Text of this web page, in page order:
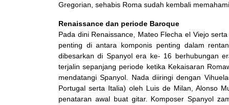
Gregorian, sehabis Roma sudah kembali
Renaissance dan periode Baroque
Pada dini Renaissance, Mateo Flecha el Viejo
penting di antara komponis penting dalam
dibesarkan di Spanyol era ke- 16 berhubungan
terjalin sepanjang periode ketika Kekaisaran
mendatangi Spanyol. Nada diiringi dengan
Portugal serta Italia) oleh Luis de Milan, Alonso
penataran awal buat gitar. Komposer Spanyol